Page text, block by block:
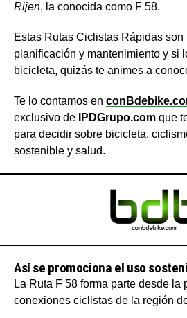
Rijen, la conocida como F 58.
Estas Rutas Ciclistas Rápidas
planificación y mantenimiento y si
bicicleta, quizás te animes a
Te lo contamos en
exclusivo de
IPDGrupo.com que
para decidir sobre bicicleta,
sostenible y salud.
Así se promociona el uso
La Ruta F 58 forma parte desde la
conexiones ciclistas de la región